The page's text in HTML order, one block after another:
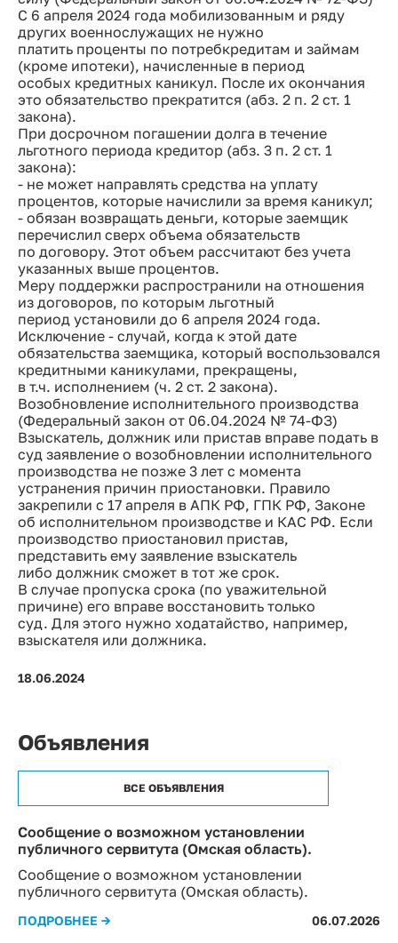
С 6 апреля 2024 года мобилизованным и ряду
других военнослужащих не нужно
платить проценты по потребкредитам и займам
(кроме ипотеки), начисленные в период
особых кредитных каникул. После их окончания
это обязательство прекратится (абз. 2 п. 2 ст. 1
закона).
При досрочном погашении долга в течение
льготного периода кредитор (абз. 3 п. 2 ст. 1
закона):
- не может направлять средства на уплату
процентов, которые начислили за время каникул;
- обязан возвращать деньги, которые заемщик
перечислил сверх объема обязательств
по договору. Этот объем рассчитают без учета
указанных выше процентов.
Меру поддержки распространили на отношения
из договоров, по которым льготный
период установили до 6 апреля 2024 года.
Исключение - случай, когда к этой дате
обязательства заемщика, который воспользовался
кредитными каникулами, прекращены,
в т.ч. исполнением (ч. 2 ст. 2 закона).
Возобновление исполнительного производства
(Федеральный закон от 06.04.2024 № 74-ФЗ)
Взыскатель, должник или пристав вправе подать в
суд заявление о возобновлении исполнительного
производства не позже 3 лет с момента
устранения причин приостановки. Правило
закрепили с 17 апреля в АПК РФ, ГПК РФ, Законе
об исполнительном производстве и КАС РФ. Если
производство приостановил пристав,
представить ему заявление взыскатель
либо должник сможет в тот же срок.
В случае пропуска срока (по уважительной
причине) его вправе восстановить только
суд. Для этого нужно ходатайство, например,
взыскателя или должника.
18.06.2024
Объявления
ВСЕ ОБЪЯВЛЕНИЯ
Сообщение о возможном установлении
публичного сервитута (Омская область).
Сообщение о возможном установлении
публичного сервитута (Омская область).
ПОДРОБНЕЕ → 06.07.2026